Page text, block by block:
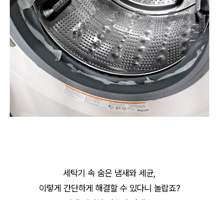
세탁기 속 숨은 냄새와 세균,
이렇게 간단하게 해결할 수 있다니 놀랍죠?